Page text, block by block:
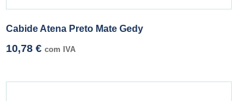
Cabide Atena Preto Mate Gedy
10,78 € com IVA